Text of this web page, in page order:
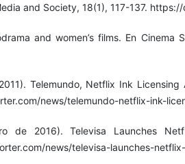
and Society, 18(1), 117-137.
and women’s films. En Cinema
Telemundo, Netflix Ink Licensing
news/telemundo-netflix-ink-
de 2016). Televisa Launches
news/televisa-launches-